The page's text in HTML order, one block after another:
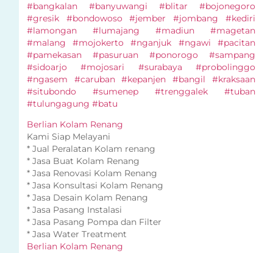
#bangkalan #banyuwangi #blitar #bojonegoro
#gresik #bondowoso #jember #jombang #kediri
#lamongan #lumajang #madiun #magetan
#malang #mojokerto #nganjuk #ngawi #pacitan
#pamekasan #pasuruan #ponorogo #sampang
#sidoarjo #mojosari #surabaya #probolinggo
#ngasem #caruban #kepanjen #bangil #kraksaan
#situbondo #sumenep #trenggalek #tuban
#tulungagung #batu
Berlian Kolam Renang
Kami Siap Melayani
* Jual Peralatan Kolam renang
* Jasa Buat Kolam Renang
* Jasa Renovasi Kolam Renang
* Jasa Konsultasi Kolam Renang
* Jasa Desain Kolam Renang
* Jasa Pasang Instalasi
* Jasa Pasang Pompa dan Filter
* Jasa Water Treatment
Berlian Kolam Renang